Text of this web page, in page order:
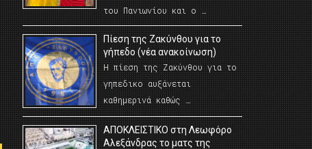
του Πανιωνίου και ο …
Πίεση της Ζακύνθου για το
γήπεδο (νέα ανακοίνωση)
Η πίεση της Ζακύνθου για το
γηπεδικο αυξάνεται
καθημερινά καθώς …
AΠΟΚΛΕΙΣΤΙΚΟ στη Λεωφόρο
Αλεξάνδρας το ματς της